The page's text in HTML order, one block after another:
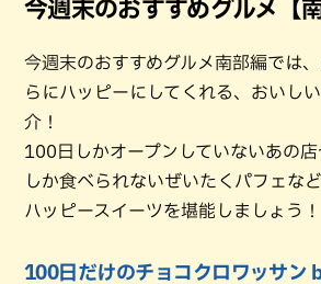
今週末のおすすめグルメ【南
今週末のおすすめグルメ南部編では
らにハッピーにしてくれる、おいし
介！
100日しかオープンしていないあの
しか食べられないぜいたくパフェな
ハッピースイーツを堪能しましょう！
100日だけのチョコクロワッサン